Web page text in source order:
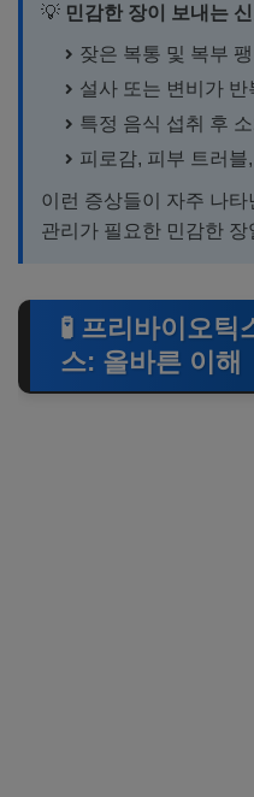
💡 민감한 장이 보내는
잦은 복통 및 복부
설사 또는 변비가
특정 음식 섭취 후
피로감, 피부 트러
이런 증상들이 자주 나
관리가 필요한 민감한
🧪 프리바이오
스: 올바른 이해